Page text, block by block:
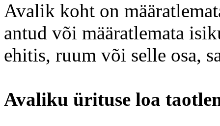
Avalik koht on
antud või määratlemata
ehitis, ruum või selle osa,
Avaliku ürituse loa